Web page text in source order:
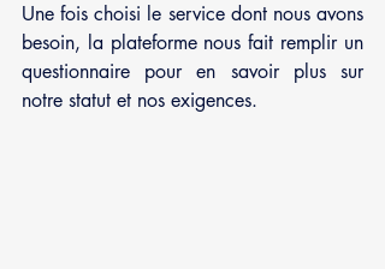
Une fois choisi le service dont nous avons
besoin, la plateforme nous fait remplir un
questionnaire pour en savoir plus sur
notre statut et nos exigences.